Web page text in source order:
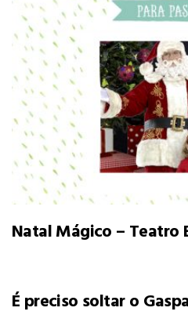
Natal Mágico – Teatro
É preciso soltar o